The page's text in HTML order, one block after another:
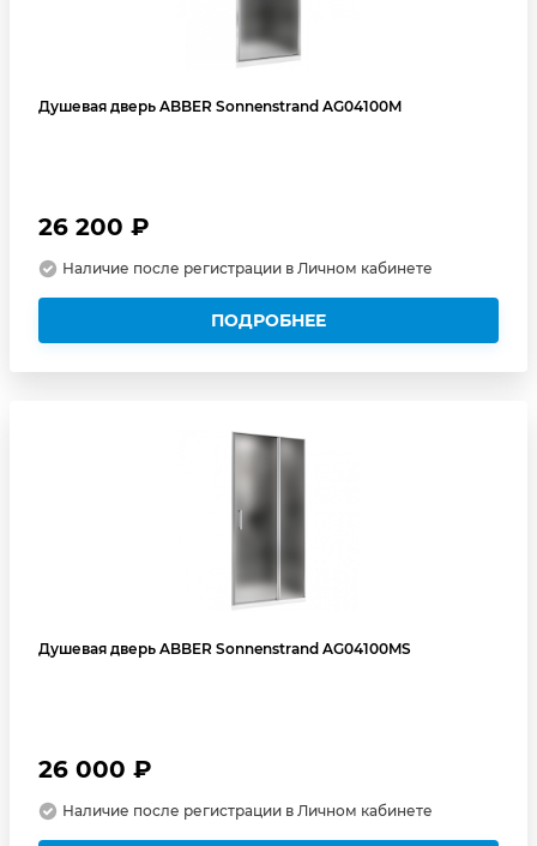
Душевая дверь ABBER Sonnenstrand AG04100M
26 200 ₽
Наличие после регистрации в Личном кабинете
ПОДРОБНЕЕ
Душевая дверь ABBER Sonnenstrand AG04100MS
26 000 ₽
Наличие после регистрации в Личном кабинете